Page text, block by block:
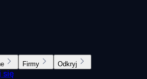
Firmy Odkryj
się